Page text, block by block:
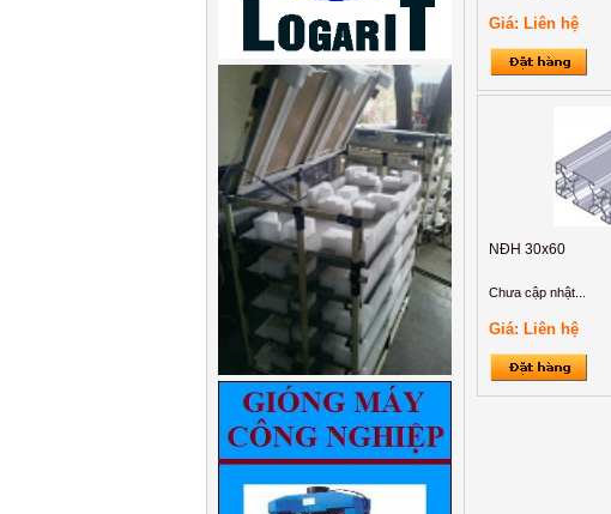
Giá: Liên hệ
NĐH 30x60
Chưa cập nhật...
Giá: Liên hệ